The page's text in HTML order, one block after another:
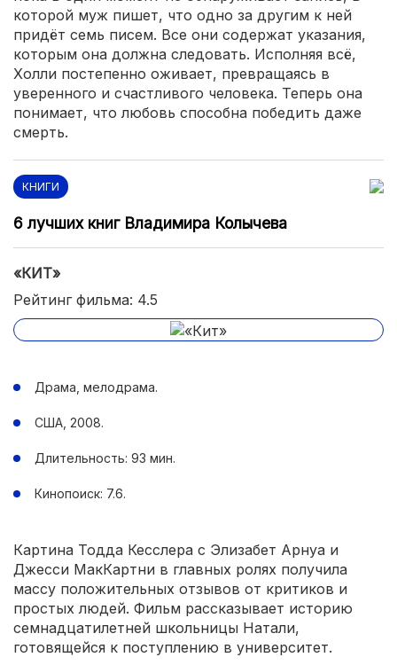
которой муж пишет, что одно за другим к ней
придёт семь писем. Все они содержат указания,
которым она должна следовать. Исполняя всё,
Холли постепенно оживает, превращаясь в
уверенного и счастливого человека. Теперь она
понимает, что любовь способна победить даже
смерть.
КНИГИ
6 лучших книг Владимира Колычева
«КИТ»
Рейтинг фильма: 4.5
Драма, мелодрама.
США, 2008.
Длительность: 93 мин.
Кинопоиск: 7.6.
Картина Тодда Кесслера с Элизабет Арнуа и
Джесси МакКартни в главных ролях получила
массу положительных отзывов от критиков и
простых людей. Фильм рассказывает историю
семнадцатилетней школьницы Натали,
готовящейся к поступлению в университет.